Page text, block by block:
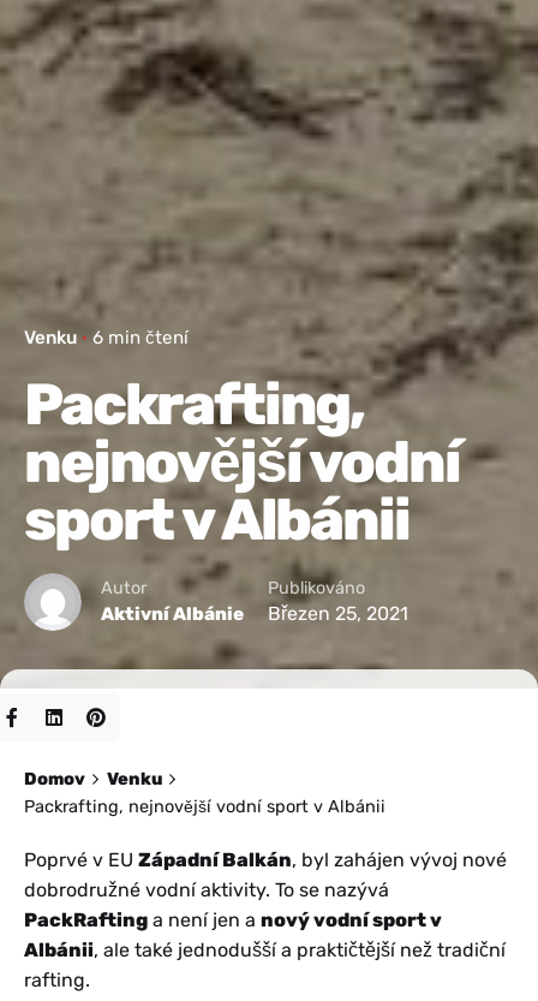
Venku 6 min čtení
Packrafting,
nejnovější vodní
sport v Albánii
Autor
Aktivní Albánie
Publikováno
Březen 25, 2021
Domov
Venku
Packrafting, nejnovější vodní sport v Albánii
Poprvé v EU Západní Balkán, byl zahájen vývoj nové
dobrodružné vodní aktivity. To se nazývá
PackRafting a není jen a nový vodní sport v
Albánii, ale také jednodušší a praktičtější než tradiční
rafting.